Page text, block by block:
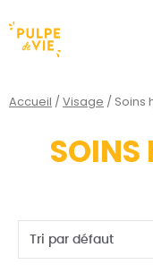
Accueil /Visage / Soins
SOINS